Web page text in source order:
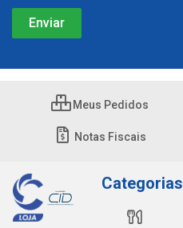
Meus Pedidos
Notas Fiscais
Categorias